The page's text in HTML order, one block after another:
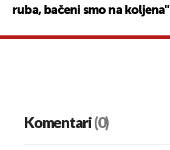
ruba, bačeni smo na koljena"
Komentari(0)